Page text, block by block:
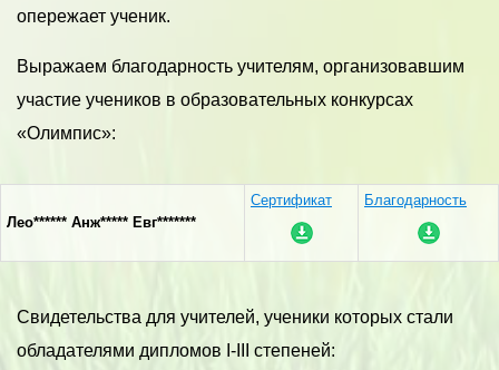
опережает ученик.
Выражаем благодарность учителям, организовавшим
участие учеников в образовательных конкурсах
«Олимпис»:
Лео****** Анж***** Евг*******
Сертификат Благодарность
Свидетельства для учителей, ученики которых стали
обладателями дипломов I-III степеней: